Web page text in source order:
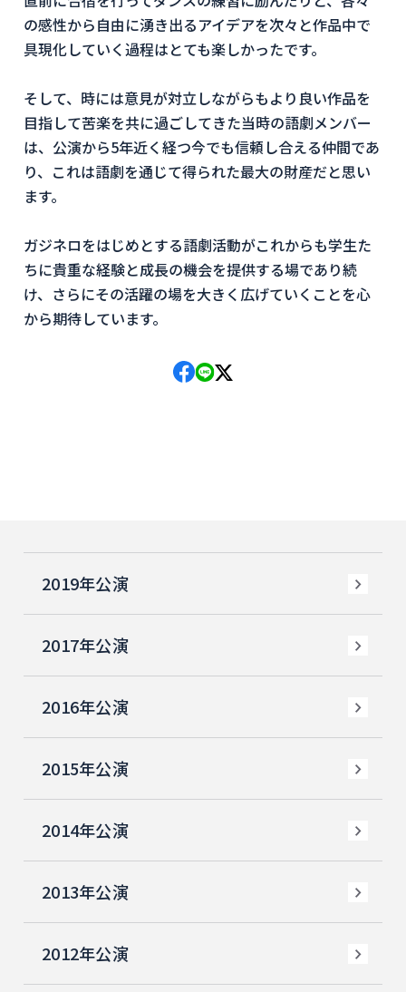
の感性から自由に湧き出るアイデアを次々と作品中で
具現化していく過程はとても楽しかったです。
そして、時には意見が対立しながらもより良い作品を
目指して苦楽を共に過ごしてきた当時の語劇メンバー
は、公演から5年近く経つ今でも信頼し合える仲間であ
り、これは語劇を通じて得られた最大の財産だと思い
ます。
ガジネロをはじめとする語劇活動がこれからも学生た
ちに貴重な経験と成長の機会を提供する場であり続
け、さらにその活躍の場を大きく広げていくことを心
から期待しています。
2019年公演
2017年公演
2016年公演
2015年公演
2014年公演
2013年公演
2012年公演